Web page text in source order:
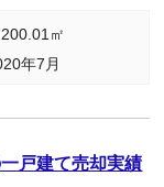
㎡
年7月
戸建て売却実績